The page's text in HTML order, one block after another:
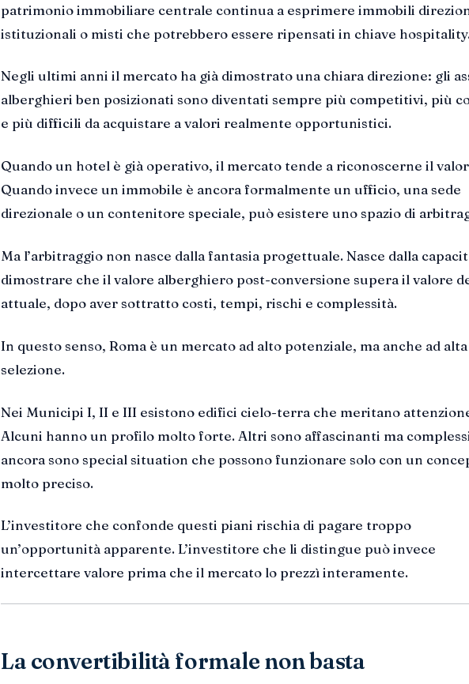
patrimonio immobiliare centrale continua a esprimere immobili
istituzionali o misti che potrebbero essere ripensati in chiave
Negli ultimi anni il mercato ha già dimostrato una chiara direzione: gli
alberghieri ben posizionati sono diventati sempre più competitivi, più
e più difficili da acquistare a valori realmente opportunistici.
Quando un hotel è già operativo, il mercato tende a riconoscerne il
Quando invece un immobile è ancora formalmente un ufficio, una sede
direzionale o un contenitore speciale, può esistere uno spazio di
Ma l’arbitraggio non nasce dalla fantasia progettuale. Nasce dalla
dimostrare che il valore alberghiero post-conversione supera il valore
attuale, dopo aver sottratto costi, tempi, rischi e complessità.
In questo senso, Roma è un mercato ad alto potenziale, ma anche ad alta
selezione.
Nei Municipi I, II e III esistono edifici cielo-terra che meritano
Alcuni hanno un profilo molto forte. Altri sono affascinanti ma
ancora sono special situation che possono funzionare solo con un
molto preciso.
L’investitore che confonde questi piani rischia di pagare troppo
un’opportunità apparente. L’investitore che li distingue può invece
intercettare valore prima che il mercato lo prezzì interamente.
La convertibilità formale non basta